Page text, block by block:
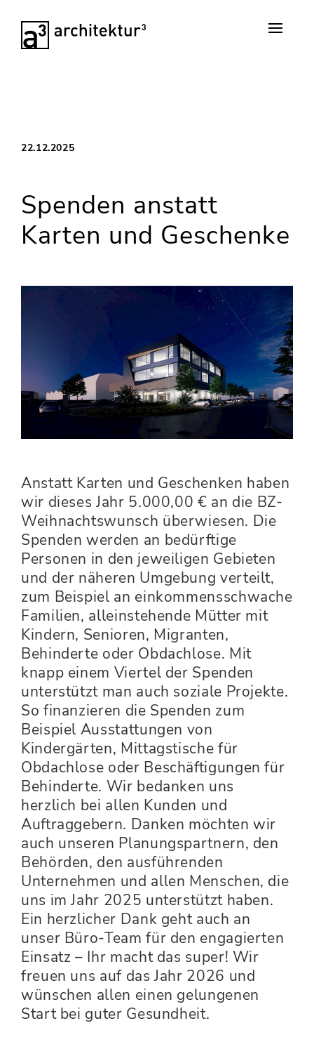
22.12.2025
Spenden anstatt
Karten und Geschenke
Anstatt Karten und Geschenken haben
wir dieses Jahr 5.000,00 € an die BZ-
Weihnachtswunsch überwiesen. Die
Spenden werden an bedürftige
Personen in den jeweiligen Gebieten
und der näheren Umgebung verteilt,
zum Beispiel an einkommensschwache
Familien, alleinstehende Mütter mit
Kindern, Senioren, Migranten,
Behinderte oder Obdachlose. Mit
knapp einem Viertel der Spenden
unterstützt man auch soziale Projekte.
So finanzieren die Spenden zum
Beispiel Ausstattungen von
Kindergärten, Mittagstische für
Obdachlose oder Beschäftigungen für
Behinderte. Wir bedanken uns
herzlich bei allen Kunden und
Auftraggebern. Danken möchten wir
auch unseren Planungspartnern, den
Behörden, den ausführenden
Unternehmen und allen Menschen, die
uns im Jahr 2025 unterstützt haben.
Ein herzlicher Dank geht auch an
unser Büro-Team für den engagierten
Einsatz – Ihr macht das super! Wir
freuen uns auf das Jahr 2026 und
wünschen allen einen gelungenen
Start bei guter Gesundheit.